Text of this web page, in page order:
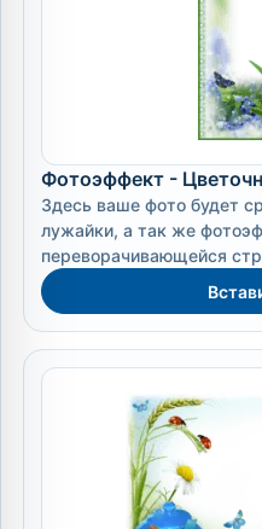
Фотоэффект -
Здесь ваше фото будет
лужайки, а так же
переворачивающейся